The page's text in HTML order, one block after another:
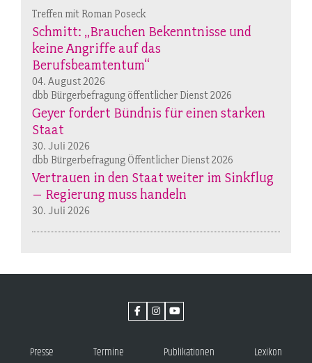
Treffen mit Roman Poseck
Schmitt: „Brauchen Bekenntnisse und
keine Angriffe auf das
Berufsbeamtentum“
04. August 2026
dbb Bürgerbefragung öffentlicher Dienst 2026
Geyer fordert Bündnis für einen starken
Staat
30. Juli 2026
dbb Bürgerbefragung Öffentlicher Dienst 2026
Vertrauen in den Staat weiter im Sinkflug
– Regierung muss handeln
30. Juli 2026
Presse Termine Publikationen Lexikon